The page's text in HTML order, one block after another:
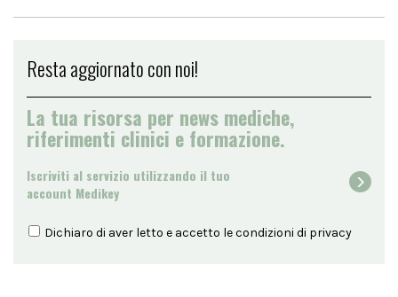
Resta aggiornato con noi!
La tua risorsa per news mediche,
riferimenti clinici e formazione.
Iscriviti al servizio utilizzando il tuo
account Medikey
Dichiaro di aver letto e accetto le condizioni di privacy